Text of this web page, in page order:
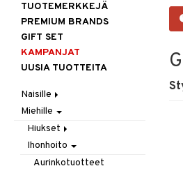
TUOTEMERKKEJÄ
PREMIUM BRANDS
GIFT SET
KAMPANJAT
UUSIA TUOTTEITA
Naisille
Hiukset
Gift Set
Harjat / Kammat
Hiuskuurit
Ihonhoito
Aurinkotuotteet
Erikoistuotteet
Korut
Kaulakorut
Kosmetiikka
Miehille
Hiukset
Hiustenlähtö
Hiusväri
Ihonhoito
Aurinkotuotteet